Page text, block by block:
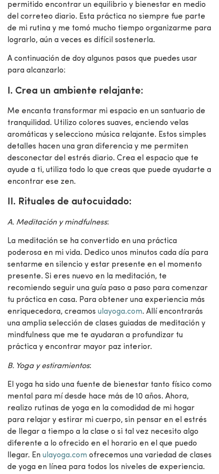
permitido encontrar un equilibrio y bienestar en medio
del correteo diario. Esta práctica no siempre fue parte
de mi rutina y me tomó mucho tiempo organizarme para
lograrlo, aún a veces es difícil sostenerla.
A continuación de doy algunos pasos que puedes usar
para alcanzarlo:
I. Crea un ambiente relajante:
Me encanta transformar mi espacio en un santuario de
tranquilidad. Utilizo colores suaves, enciendo velas
aromáticas y selecciono música relajante. Estos simples
detalles hacen una gran diferencia y me permiten
desconectar del estrés diario. Crea el espacio que te
ayude a ti, utiliza todo lo que creas que puede ayudarte a
encontrar ese zen.
II. Rituales de autocuidado:
A. Meditación y mindfulness:
La meditación se ha convertido en una práctica
poderosa en mi vida. Dedico unos minutos cada día para
sentarme en silencio y estar presente en el momento
presente. Si eres nuevo en la meditación, te
recomiendo seguir una guía paso a paso para comenzar
tu práctica en casa. Para obtener una experiencia más
enriquecedora, creamos ulayoga.com. Allí encontrarás
una amplia selección de clases guiadas de meditación y
mindfulness que me te ayudaran a profundizar tu
práctica y encontrar mayor paz interior.
B. Yoga y estiramientos:
El yoga ha sido una fuente de bienestar tanto físico como
mental para mí desde hace más de 10 años. Ahora,
realizo rutinas de yoga en la comodidad de mi hogar
para relajar y estirar mi cuerpo, sin pensar en el estrés
de llegar a tiempo a la clase o si tal vez necesito algo
diferente a lo ofrecido en el horario en el que puedo
llegar. En ulayoga.com ofrecemos una variedad de clases
de yoga en línea para todos los niveles de experiencia.